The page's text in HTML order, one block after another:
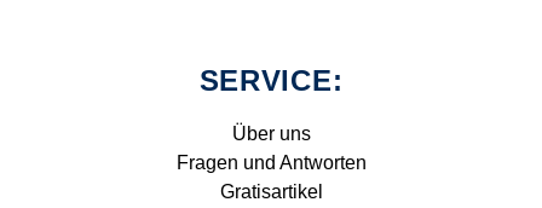
SERVICE:
Über uns
Fragen und Antworten
Gratisartikel